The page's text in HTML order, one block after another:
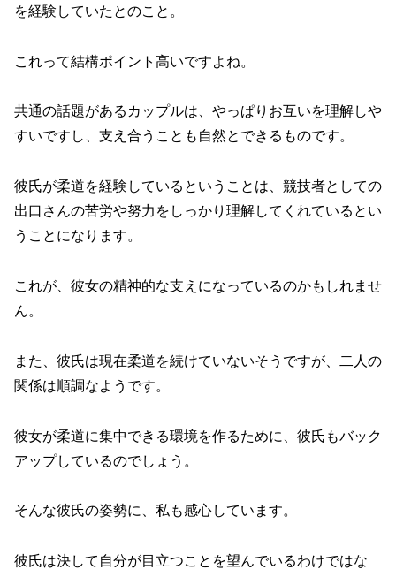
を経験していたとのこと。
これって結構ポイント高いですよね。
共通の話題があるカップルは、やっぱりお互いを理解しや
すいですし、支え合うことも自然とできるものです。
彼氏が柔道を経験しているということは、競技者としての
出口さんの苦労や努力をしっかり理解してくれているとい
うことになります。
これが、彼女の精神的な支えになっているのかもしれませ
ん。
また、彼氏は現在柔道を続けていないそうですが、二人の
関係は順調なようです。
彼女が柔道に集中できる環境を作るために、彼氏もバック
アップしているのでしょう。
そんな彼氏の姿勢に、私も感心しています。
彼氏は決して自分が目立つことを望んでいるわけではな